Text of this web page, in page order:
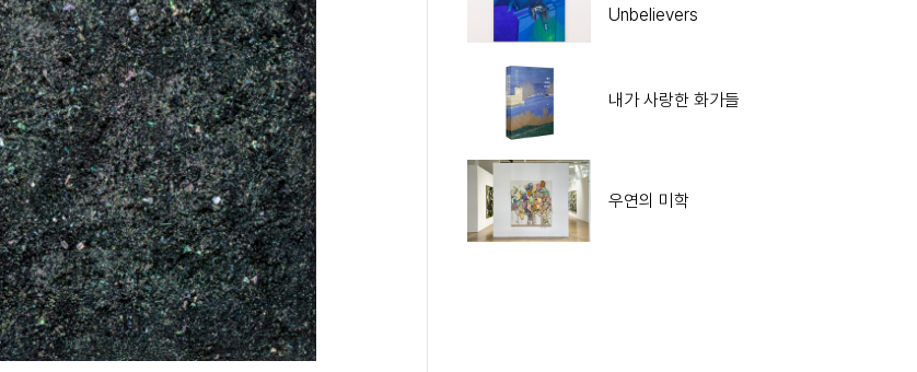
Unbelievers
내가 사랑한 화가들
우연의 미학